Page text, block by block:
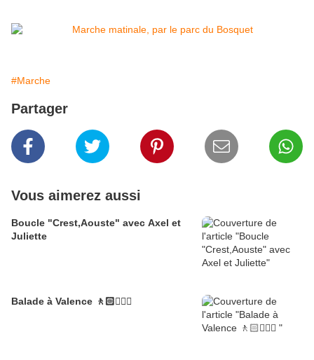
#Marche
Partager
Vous aimerez aussi
Boucle "Crest,Aouste" avec Axel et
Juliette
Balade à Valence 🚶🏻🚶🏼‍♂️